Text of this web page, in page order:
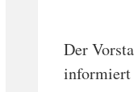
Der
informiert